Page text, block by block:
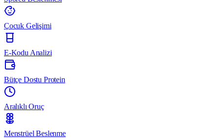
Çocuk Gelişimi
E-Kodu Analizi
Bütçe Dostu Protein
Aralıklı Oruç
Menstrüel Beslenme